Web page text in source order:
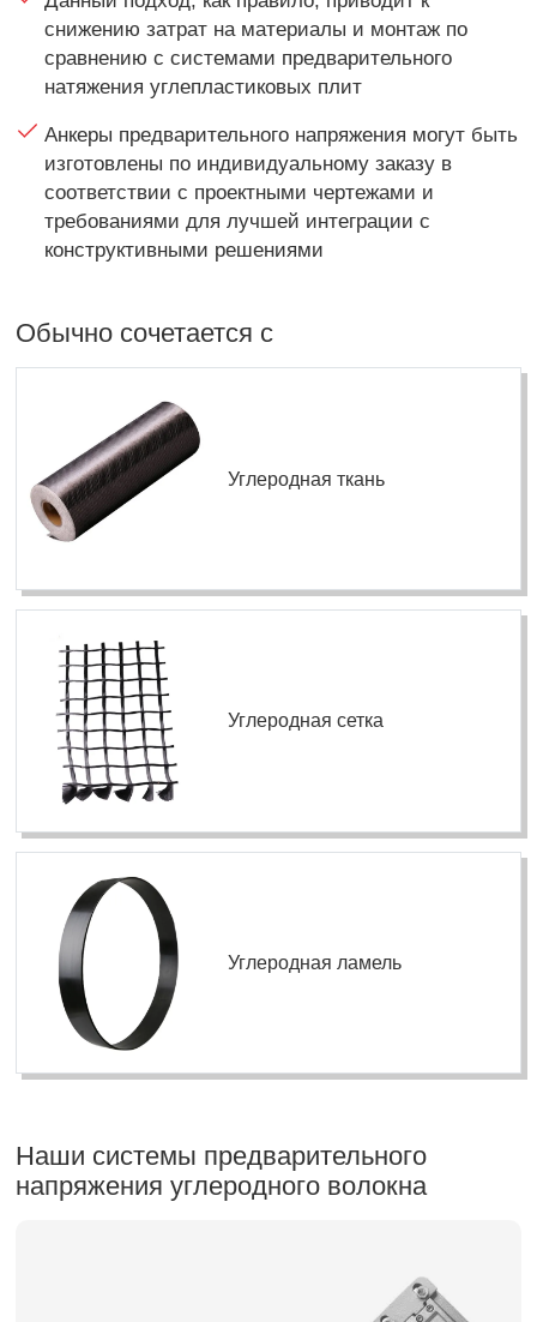
снижению затрат на материалы и монтаж по
сравнению с системами предварительного
натяжения углепластиковых плит
Анкеры предварительного напряжения могут быть
изготовлены по индивидуальному заказу в
соответствии с проектными чертежами и
требованиями для лучшей интеграции с
конструктивными решениями
Обычно сочетается с
Углеродная ткань
Углеродная сетка
Углеродная ламель
Наши системы предварительного
напряжения углеродного волокна